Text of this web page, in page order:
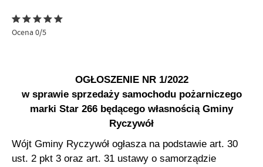
Ocena 0/5
OGŁOSZENIE NR 1/2022
w sprawie sprzedaży samochodu pożarniczego
marki Star 266 będącego własnością Gminy
Ryczywół
Wójt Gminy Ryczywół ogłasza na podstawie art. 30
ust. 2 pkt 3 oraz art. 31 ustawy o samorządzie